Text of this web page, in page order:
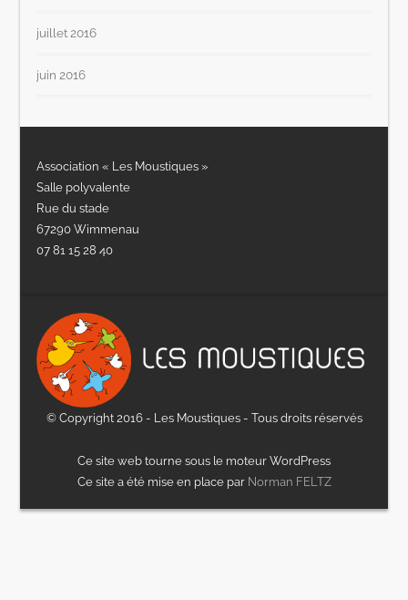
juillet 2016
juin 2016
Association « Les Moustiques »
Salle polyvalente
Rue du stade
67290 Wimmenau
07 81 15 28 40
© Copyright 2016 - Les Moustiques - Tous droits réservés
Ce site web tourne sous le moteur WordPress
Ce site a été mise en place par Norman FELTZ